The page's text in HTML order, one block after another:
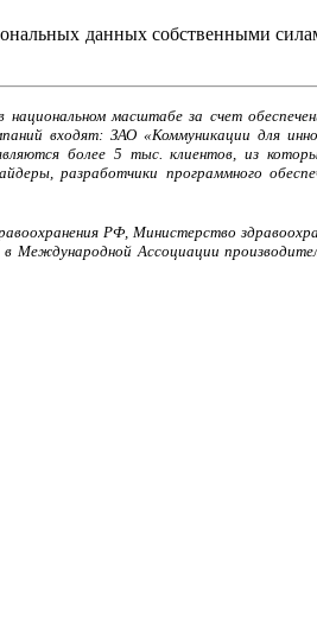
данных собственными
масштабе за счет
входят: ЗАО «Коммуникации для
более 5 тыс. клиентов, из
разработчики программного
РФ, Министерство
Ассоциации